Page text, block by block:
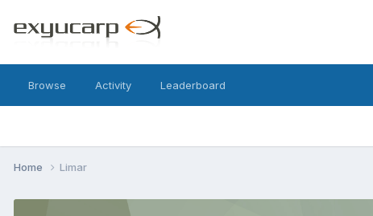
Browse Activity Leaderboard
Home Limar